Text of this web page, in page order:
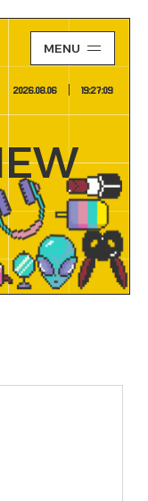
MENU
2026.08.06 19:27:09